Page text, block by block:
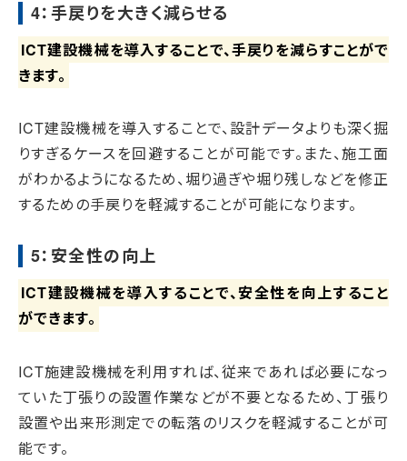
4：手戻りを大きく減らせる
ICT建設機械を導入することで、手戻りを減らすことがで
きます。
ICT建設機械を導入することで、設計データよりも深く掘
りすぎるケースを回避することが可能です。また、施工面
がわかるようになるため、堀り過ぎや堀り残しなどを修正
するための手戻りを軽減することが可能になります。
5：安全性の向上
ICT建設機械を導入することで、安全性を向上すること
ができます。
ICT施建設機械を利用すれば、従来であれば必要になっ
ていた丁張りの設置作業などが不要となるため、丁張り
設置や出来形測定での転落のリスクを軽減することが可
能です。